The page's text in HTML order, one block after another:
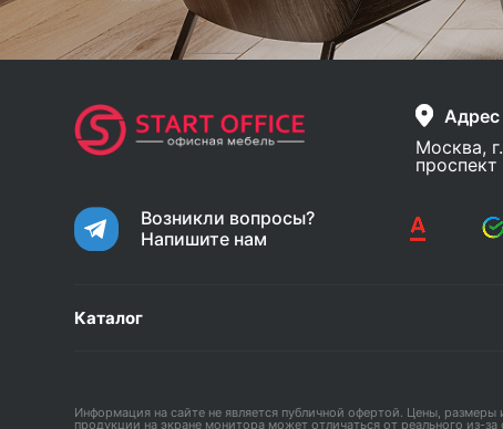
Адрес
Москва,
Возникли вопросы?
Напишите нам
Каталог
Информация на сайте не является публичной офертой. Цены,
продукции на экране монитора может отличаться от реального из-